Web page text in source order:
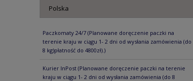
Paczkomaty 24/7 (Planowane doręczenie paczki na
terenie kraju w ciągu 1- 2 dni od wysłania zamówienia (do
8 kg)płatność do 4800zł).)
Kurier InPost (Planowane doręczenie paczki na terenie
kraju w ciągu 1- 2 dni od wysłania zamówienia (do 8